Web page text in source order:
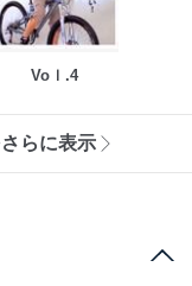
Voｌ.4
らに表示